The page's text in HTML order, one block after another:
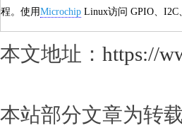
程。使用Microchip Linux访问 GPIO、
本文地址： https://
本站部分文章为转